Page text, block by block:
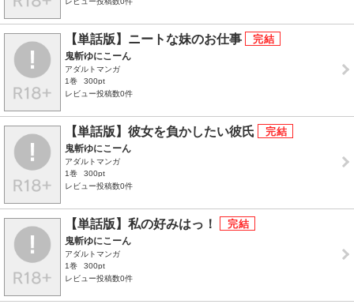
【単話版】ニートな妹のお仕事
鬼斬ゆにこーん
アダルトマンガ
1巻
300pt
レビュー投稿数0件
【単話版】彼女を負かしたい彼氏
鬼斬ゆにこーん
アダルトマンガ
1巻
300pt
レビュー投稿数0件
【単話版】私の好みはっ！
鬼斬ゆにこーん
アダルトマンガ
1巻
300pt
レビュー投稿数0件